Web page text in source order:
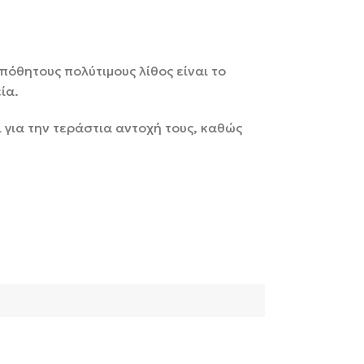
πολύτιμους λίθος είναι το
την τεράστια αντοχή τους, καθώς